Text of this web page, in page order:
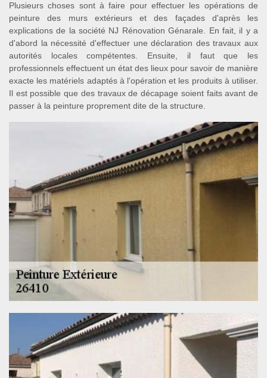
Plusieurs choses sont à faire pour effectuer les opérations de
peinture des murs extérieurs et des façades d'après les
explications de la société NJ Rénovation Génarale. En fait, il y a
d'abord la nécessité d'effectuer une déclaration des travaux aux
autorités locales compétentes. Ensuite, il faut que les
professionnels effectuent un état des lieux pour savoir de manière
exacte les matériels adaptés à l'opération et les produits à utiliser.
Il est possible que des travaux de décapage soient faits avant de
passer à la peinture proprement dite de la structure.